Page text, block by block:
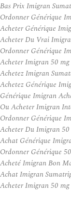
Bas Prix Imigran
Ordonner Générique
Acheter Générique
Acheter Du Vrai
Ordonner Générique
Acheter Imigran 50
Achetez Imigran
Achetez Générique
Générique Imigran
Ou Acheter Imigran
Ordonner Générique
Acheter Du Imigran 50
Achat Générique
Ordonner Générique
Acheté Imigran Bon
Achat Imigran
Acheter Imigran 50 mg